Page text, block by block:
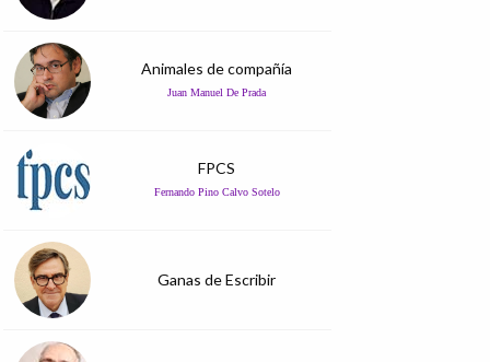
Animales de compañía
Juan Manuel De Prada
FPCS
Fernando Pino Calvo Sotelo
Ganas de Escribir